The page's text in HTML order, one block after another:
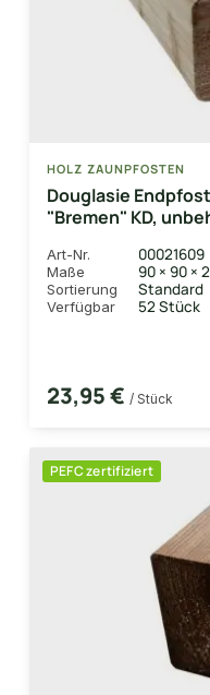
HOLZ ZAUNPFOSTEN
Douglasie
"Bremen" KD,
Art-Nr. 00021609
Maße 90 × 90 ×
Sortierung Standard
Verfügbar 52 Stück
23,95 € / Stück
PEFC zertifiziert